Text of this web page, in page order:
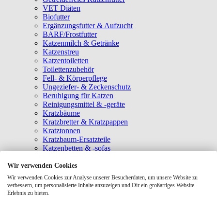
VET Diäten
Biofutter
Ergänzungsfutter & Aufzucht
BARF/Frostfutter
Katzenmilch & Getränke
Katzenstreu
Katzentoiletten
Toilettenzubehör
Fell- & Körperpflege
Ungeziefer- & Zeckenschutz
Beruhigung für Katzen
Reinigungsmittel & -geräte
Kratzbäume
Kratzbretter & Kratzpappen
Kratztonnen
Kratzbaum-Ersatzteile
Katzenbetten & -sofas
Katzenhäuser
Hängematten & Fensterliegeplätze
Katzendecken & -matten
Baldrian- & Catnipspielzeug
Wir verwenden Cookies
Wir verwenden Cookies zur Analyse unserer Besucherdaten, um unsere Website zu
verbessern, um personalisierte Inhalte anzuzeigen und Dir ein großartiges Website-
Erlebnis zu bieten.